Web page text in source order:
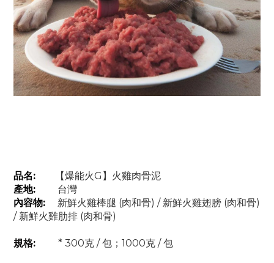
品名: 【爆能火G】火雞肉骨泥
產地: 台灣
內容物: 新鮮火雞棒腿 (肉和骨) / 新鮮火雞翅膀 (肉和骨)
/ 新鮮火雞肋排 (肉和骨)
規格: * 300克 / 包；1000克 / 包